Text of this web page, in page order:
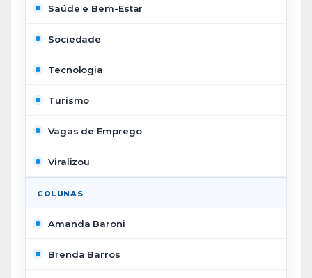
Saúde e Bem-Estar
Sociedade
Tecnologia
Turismo
Vagas de Emprego
Viralizou
COLUNAS
Amanda Baroni
Brenda Barros